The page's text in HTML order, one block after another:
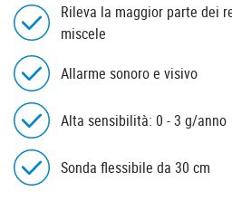
Rileva la maggior parte dei
miscele
Allarme sonoro e visivo
Alta sensibilità: 0 - 3 g/anno
Sonda flessibile da 30 cm